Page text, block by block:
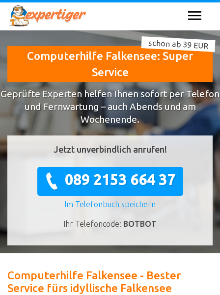
Computerhilfe Falkensee: Super
Service
schon ab 39 EUR
Geprüfte Experten helfen Ihnen sofort per Telefon
und Fernwartung – auch Abends und am
Wochenende.
Jetzt unverbindlich anrufen!
089 2153 664 37
Im Telefonbuch speichern
Ihr Telefoncode: BOTBOT
Computerhilfe Falkensee - Bester
Service fürs idyllische Falkensee